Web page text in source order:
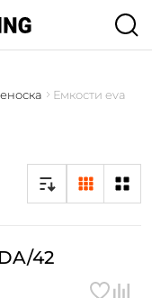
Емкости eva
42